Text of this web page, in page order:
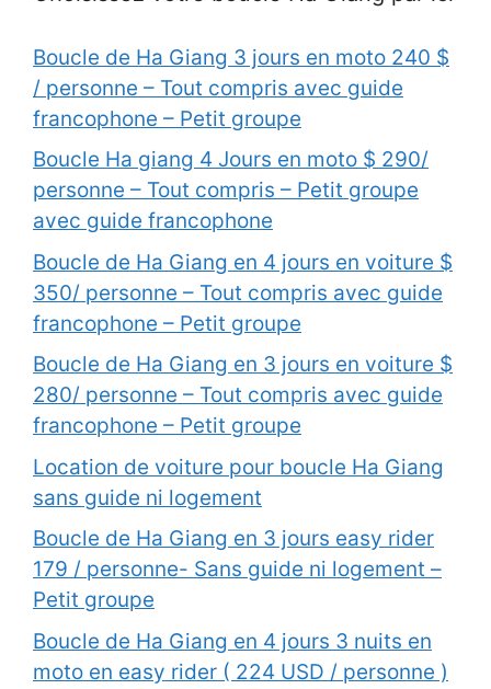
Boucle de Ha Giang 3 jours en moto 240 $
/ personne – Tout compris avec guide
francophone – Petit groupe
Boucle Ha giang 4 Jours en moto $ 290/
personne – Tout compris – Petit groupe
avec guide francophone
Boucle de Ha Giang en 4 jours en voiture $
350/ personne – Tout compris avec guide
francophone – Petit groupe
Boucle de Ha Giang en 3 jours en voiture $
280/ personne – Tout compris avec guide
francophone – Petit groupe
Location de voiture pour boucle Ha Giang
sans guide ni logement
Boucle de Ha Giang en 3 jours easy rider
179 / personne- Sans guide ni logement –
Petit groupe
Boucle de Ha Giang en 4 jours 3 nuits en
moto en easy rider ( 224 USD / personne )